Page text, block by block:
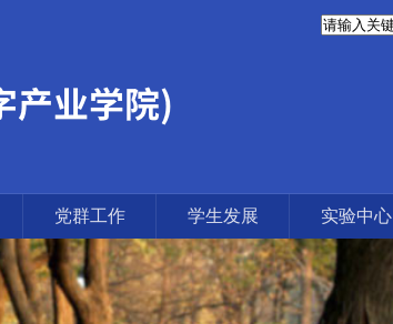
党群工作 学生发展 实验中心